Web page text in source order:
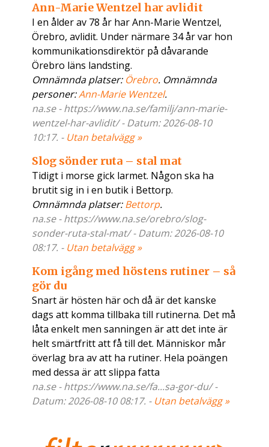
Ann-Marie Wentzel har avlidit
I en ålder av 78 år har Ann-Marie Wentzel,
Örebro, avlidit. Under närmare 34 år var hon
kommunikationsdirektör på dåvarande
Örebro läns landsting.
Omnämnda platser: Örebro. Omnämnda
personer:Ann-Marie Wentzel.
na.se - https://www.na.se/familj/ann-marie-
wentzel-har-avlidit/ - Datum: 2026-08-10
10:17. - Utan betalvägg »
Slog sönder ruta – stal mat
Tidigt i morse gick larmet. Någon ska ha
brutit sig in i en butik i Bettorp.
Omnämnda platser:Bettorp.
na.se - https://www.na.se/orebro/slog-
sonder-ruta-stal-mat/ - Datum: 2026-08-10
08:17. - Utan betalvägg »
Kom igång med höstens rutiner – så
gör du
Snart är hösten här och då är det kanske
dags att komma tillbaka till rutinerna. Det må
låta enkelt men sanningen är att det inte är
helt smärtfritt att få till det. Människor mår
överlag bra av att ha rutiner. Hela poängen
med dessa är att slippa fatta
na.se - https://www.na.se/fa...sa-gor-du/ -
Datum: 2026-08-10 08:17. - Utan betalvägg »